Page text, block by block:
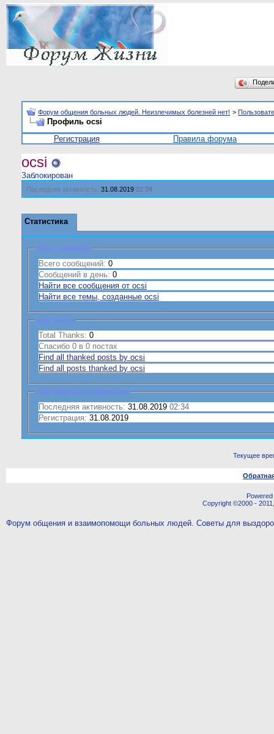
Форум общения больных людей. Неизлечимых болезней нет! >
Профиль ocsi
Регистрация
Правила форума
ocsi
Заблокирован
Последняя активность: 31.08.2019 02:34
Статистика
Всего сообщений
Всего сообщений: 0
Сообщений в день: 0
Найти все сообщения от ocsi
Найти все темы, созданные ocsi
Total Thanks
Total Thanks: 0
Спасибо 0 в 0 постах
Find all thanked posts by ocsi
Find all posts thanked by ocsi
Дополнительная информация
Последняя активность: 31.08.2019 02:34
Регистрация: 31.08.2019
Текущее
Copyright ©2000 -
Форум общения и взаимопомощи больных людей. Советы для